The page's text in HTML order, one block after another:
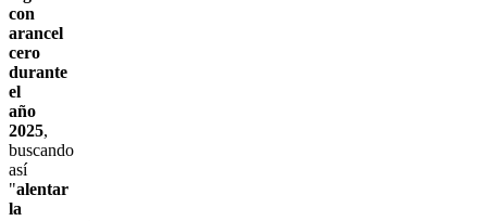
con
arancel
cero
durante
el
año
2025,
buscando
así
"alentar
la